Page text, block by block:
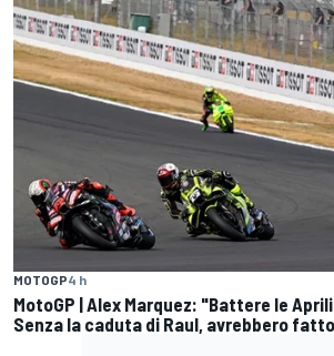
MOTOGP4 h
MotoGP | Alex Marquez: "Battere le
Senza la caduta di Raul, avrebbero